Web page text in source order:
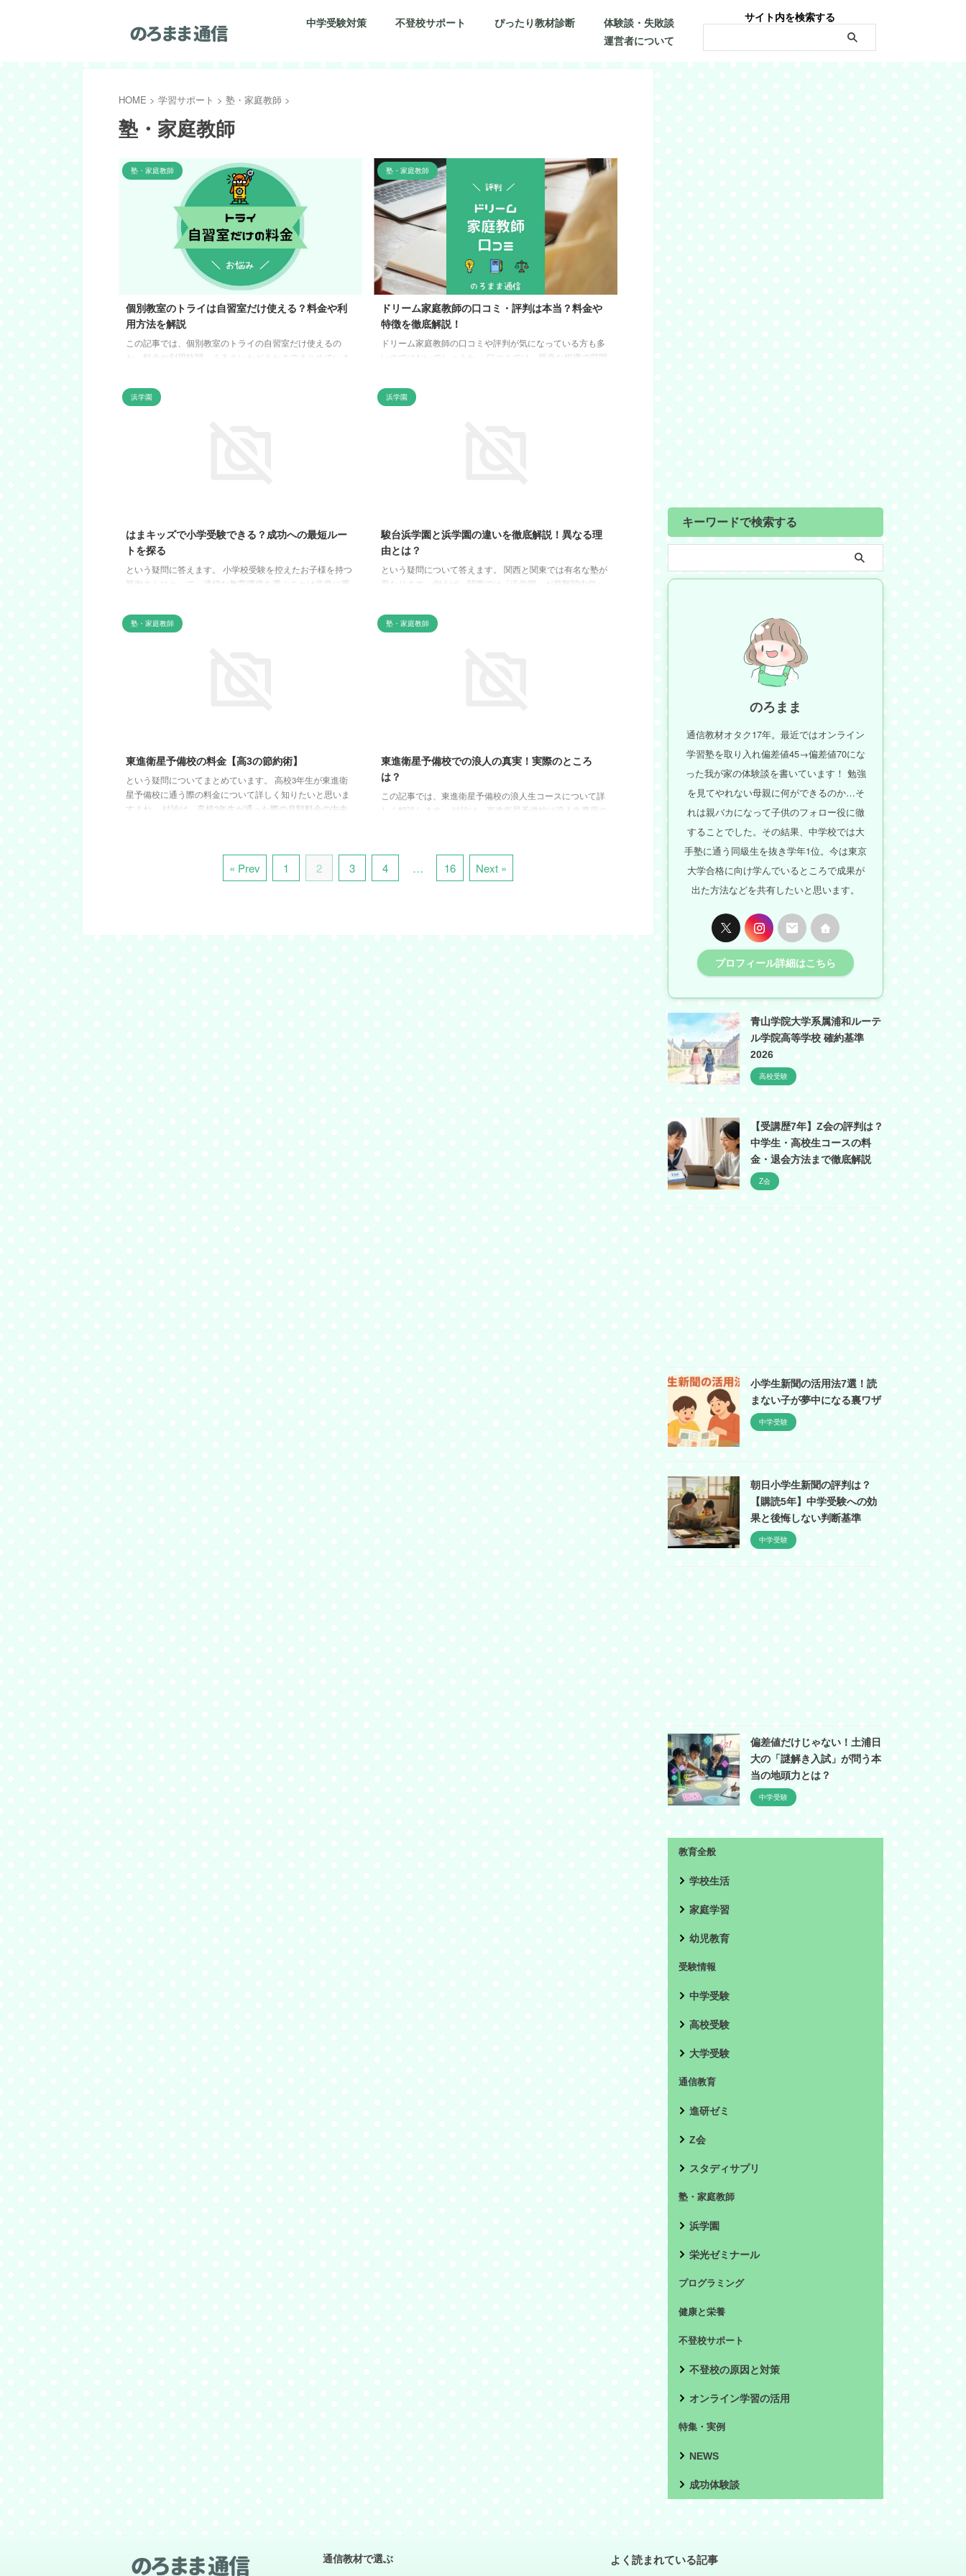
中学受験対策 不登校サポート ぴったり教材診断
体験談・失敗談
運営者について
サイト内を検索する
HOME > 学習サポート > 塾・家庭教師 >
塾・家庭教師
塾・家庭教師
個別教室のトライは自習室だけ使える？料金や利
用方法を解説
この記事では、個別教室のトライの自習室だけ使えるの
か、料金や利用時間、うるさいかどうかまでまとめていま
できない子にはかなりありがたい存在ですよねぇ。我が家
でも、家だとスマホやテレビに気持ちが持っていかれるこ
塾・家庭教師
ドリーム家庭教師の口コミ・評判は本当？料金や
特徴を徹底解説！
ドリーム家庭教師の口コミや評判が気になっている方も多
いのではないでしょうか。 口コミでは、親身な指導で質問
ると評価されています。 オンラインで個別指導を行うドリ
ーム家庭教師は、生徒一人ひとりに合わせたカリキュラム
浜学園
はまキッズで小学受験できる？成功への最短ルー
トを探る
という疑問に答えます。 小学校受験を控えたお子様を持つ
親御さんにとって、適切な教育環境を選ぶことは非常に重
ています。 それは、大阪教育大学付属天王寺小学校や池田
小学校への合格者を出しているからなんです！！！ はまキ
浜学園
駿台浜学園と浜学園の違いを徹底解説！異なる理
由とは？
という疑問について答えます。 関西と関東では有名な塾が
異なります。例えば、関西では「浜学園」が最難関中学へ
学園」がその地位を占めています 。 しかし、これらの塾は
同じ名前を持っていますが、実は全く別の塾です。 駿台浜
塾・家庭教師
東進衛星予備校の料金【高3の節約術】
という疑問についてまとめています。 高校3年生が東進衛
星予備校に通う際の料金について詳しく知りたいと思いま
すよね。 結論は、高校3年生が通った際の月額料金の中央
もいるのか、その理由まで詳しく解説します。 お子さんの
進学計画に役立つ情報を提供できることを目指していま
塾・家庭教師
東進衛星予備校での浪人の真実！実際のところ
は？
この記事では、東進衛星予備校の浪人生コースについて詳
しく解説します。 結論は、東進衛星予備校は浪人生専用の
が浪人生にどのようなサポートを提供しているのか、具体
的な情報をまとめてみました。 これからの一年間、あなた
の大学受験を成功に導くための重要な情報をチェックして
« Prev 1 2 3 4 … 16 Next »
キーワードで検索する
のろまま
通信教材オタク17年。最近ではオンライン
学習塾を取り入れ偏差値45→偏差値70にな
った我が家の体験談を書いています！ 勉強
を見てやれない母親に何ができるのか…そ
れは親バカになって子供のフォロー役に徹
することでした。その結果、中学校では大
手塾に通う同級生を抜き学年1位。今は東京
大学合格に向け学んでいるところで成果が
出た方法などを共有したいと思います。
プロフィール詳細はこちら
青山学院大学系属浦和ルーテ
ル学院高等学校 確約基準
2026
高校受験
【受講歴7年】Z会の評判は？
中学生・高校生コースの料
金・退会方法まで徹底解説
Z会
小学生新聞の活用法7選！読
まない子が夢中になる裏ワザ
中学受験
朝日小学生新聞の評判は？
【購読5年】中学受験への効
果と後悔しない判断基準
中学受験
偏差値だけじゃない！土浦日
大の「謎解き入試」が問う本
当の地頭力とは？
中学受験
教育全般
学校生活
家庭学習
幼児教育
受験情報
中学受験
高校受験
大学受験
通信教育
進研ゼミ
Z会
スタディサプリ
塾・家庭教師
浜学園
栄光ゼミナール
プログラミング
健康と栄養
不登校サポート
不登校の原因と対策
オンライン学習の活用
特集・実例
NEWS
成功体験談
通信教材で選ぶ よく読まれている記事